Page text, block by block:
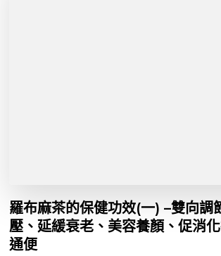
羅布麻茶的保健功效(一) –雙向調
壓、延緩衰老、美容養顏、促消
通便